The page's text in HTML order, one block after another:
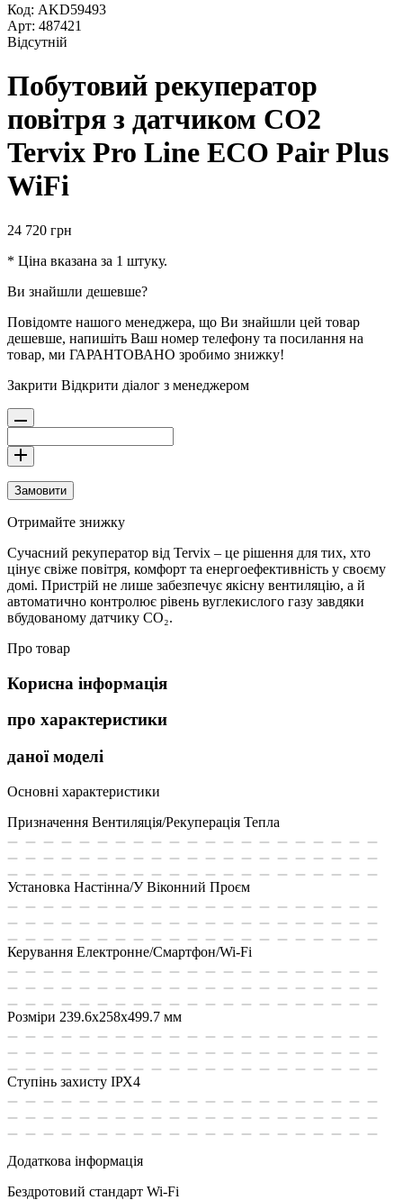
Код: AKD59493
Арт: 487421
Відсутній
Побутовий рекуператор
повітря з датчиком СО2
Tervix Pro Line ECO Pair Plus
WiFi
24 720 грн
* Ціна вказана за 1 штуку.
Ви знайшли дешевше?
Повідомте нашого менеджера, що Ви знайшли цей товар
дешевше, напишіть Ваш номер телефону та посилання на
товар, ми ГАРАНТОВАНО зробимо знижку!
Закрити Відкрити діалог з менеджером
Замовити
Отримайте знижку
Сучасний рекуператор від Tervix – це рішення для тих, хто
цінує свіже повітря, комфорт та енергоефективність у своєму
домі. Пристрій не лише забезпечує якісну вентиляцію, а й
автоматично контролює рівень вуглекислого газу завдяки
вбудованому датчику CO₂.
Про товар
Корисна інформація
про характеристики
даної моделі
Основні характеристики
Призначення Вентиляція/Рекуперація Тепла
Установка Настінна/У Віконний Проєм
Керування Електронне/Смартфон/Wi-Fi
Розміри 239.6x258x499.7 мм
Ступінь захисту ІРХ4
Додаткова інформація
Бездротовий стандарт Wi-Fi